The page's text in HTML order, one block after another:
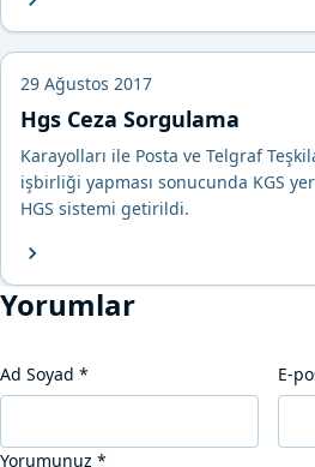
29 Ağustos 2017
Hgs Ceza Sorgulama
Karayolları ile Posta ve Telgraf
işbirliği yapması sonucunda KGS
HGS sistemi getirildi.
Yorumlar
Ad Soyad * E-
Yorumunuz *